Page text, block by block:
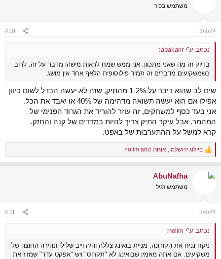
משתמש בכיר
3/9/24
#10
נכתב ע"י abakarir:
בדיוק זה מה שאני מתכוון. אני ממש שמח לראות מישהו מדבר על זה. לרוב
כשמשקיעים מדברים זה תמיד פילוסופית הלאף אחד אין מושג.
שים לב שהוא דיבר על 1-2% מהתיק, שזה לא יעשה הבדל לשום כיוון
אפילו אם הוא יעשה תשואה מדהימה של 40% או יאבד את הכל.
אני בעד כסף למשחקים, זה עוזר להוריד את הגרוד הפנימי של
המהמר. אבל עיקר התיק צריך להיות במדדים של קנה והחזק.
קרא למשל על ההתערבות של באפט.
R
e
c
s
:
ביולוג ירושלמי אוגורן nolim
AbuNafha
משתמש רגיל
3/9/24
#11
נכתב ע"י nolim:
ניקח נניח את הקורונה, מניית בואינג צללה והיה וייב שלילי ונהירה החוצה של
משקיעים. אם אתה מאמין שבואינג לא "תקרוס" ויש "אפקט עדר" שמזיז את